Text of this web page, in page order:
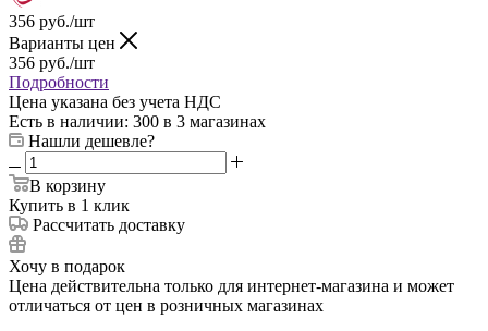
356 руб./шт
Варианты цен
356 руб./шт
Подробности
Цена указана без учета НДС
Есть в наличии: 300 в 3 магазинах
Нашли дешевле?
В корзину
Купить в 1 клик
Рассчитать доставку
Хочу в подарок
Цена действительна только для интернет-магазина и может
отличаться от цен в розничных магазинах